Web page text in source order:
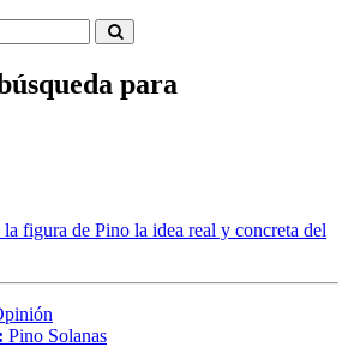
para
figura de Pino la idea real y concreta del
Pino Solanas